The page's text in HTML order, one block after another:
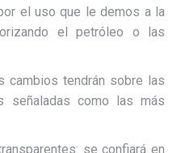
el uso que le demos a la
el petróleo o las
cambios tendrán sobre las
señaladas como las más
se confiará en